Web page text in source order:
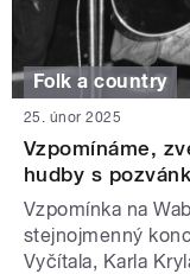
Folk a country
25. únor 2025
Vzpomínáme,
hudby s
Vzpomínka na
stejnojmenný
Vyčítala, Karla